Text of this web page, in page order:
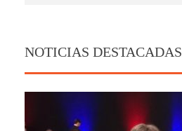
NOTICIAS DESTACADAS